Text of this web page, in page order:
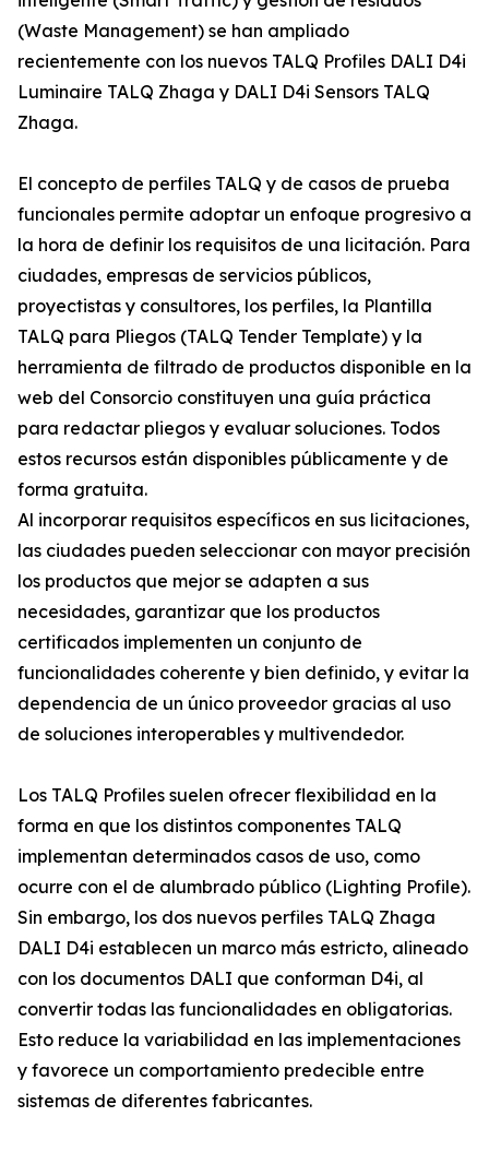
(Waste Management) se han ampliado
recientemente con los nuevos TALQ Profiles DALI D4i
Luminaire TALQ Zhaga y DALI D4i Sensors TALQ
Zhaga.
El concepto de perfiles TALQ y de casos de prueba
funcionales permite adoptar un enfoque progresivo a
la hora de definir los requisitos de una licitación. Para
ciudades, empresas de servicios públicos,
proyectistas y consultores, los perfiles, la Plantilla
TALQ para Pliegos (TALQ Tender Template) y la
herramienta de filtrado de productos disponible en la
web del Consorcio constituyen una guía práctica
para redactar pliegos y evaluar soluciones. Todos
estos recursos están disponibles públicamente y de
forma gratuita.
Al incorporar requisitos específicos en sus licitaciones,
las ciudades pueden seleccionar con mayor precisión
los productos que mejor se adapten a sus
necesidades, garantizar que los productos
certificados implementen un conjunto de
funcionalidades coherente y bien definido, y evitar la
dependencia de un único proveedor gracias al uso
de soluciones interoperables y multivendedor.
Los TALQ Profiles suelen ofrecer flexibilidad en la
forma en que los distintos componentes TALQ
implementan determinados casos de uso, como
ocurre con el de alumbrado público (Lighting Profile).
Sin embargo, los dos nuevos perfiles TALQ Zhaga
DALI D4i establecen un marco más estricto, alineado
con los documentos DALI que conforman D4i, al
convertir todas las funcionalidades en obligatorias.
Esto reduce la variabilidad en las implementaciones
y favorece un comportamiento predecible entre
sistemas de diferentes fabricantes.